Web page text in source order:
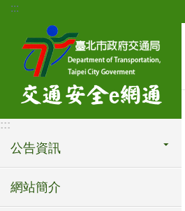
跳到主要內容區塊
:::
:::
公告資訊
網站簡介